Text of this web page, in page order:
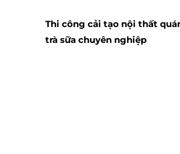
Thi công cải tạo nội thất
trà sữa chuyên nghiệp